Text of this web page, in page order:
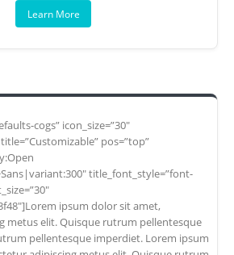
Learn More
cogs” icon_size=”30″
pos=”top”
title_font_style=”font-
ipsum dolor sit amet,
metus elit. Quisque rutrum pellentesque
pellentesque imperdiet. Lorem ipsum